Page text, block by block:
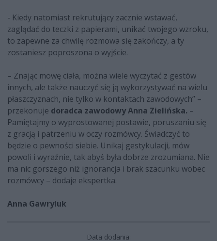
- Kiedy natomiast rekrutujący zacznie wstawać,
zaglądać do teczki z papierami, unikać twojego wzroku,
to zapewne za chwilę rozmowa się zakończy, a ty
zostaniesz poproszona o wyjście.
– Znając mowę ciała, można wiele wyczytać z gestów
innych, ale także nauczyć się ją wykorzystywać na wielu
płaszczyznach, nie tylko w kontaktach zawodowych” –
przekonuje doradca zawodowy Anna Zielińska. –
Pamiętajmy o wyprostowanej postawie, poruszaniu się
z gracją i patrzeniu w oczy rozmówcy. Świadczyć to
będzie o pewności siebie. Unikaj gestykulacji, mów
powoli i wyraźnie, tak abyś była dobrze zrozumiana. Nie
ma nic gorszego niż ignorancja i brak szacunku wobec
rozmówcy – dodaje ekspertka.
Anna Gawryluk
Data dodania: